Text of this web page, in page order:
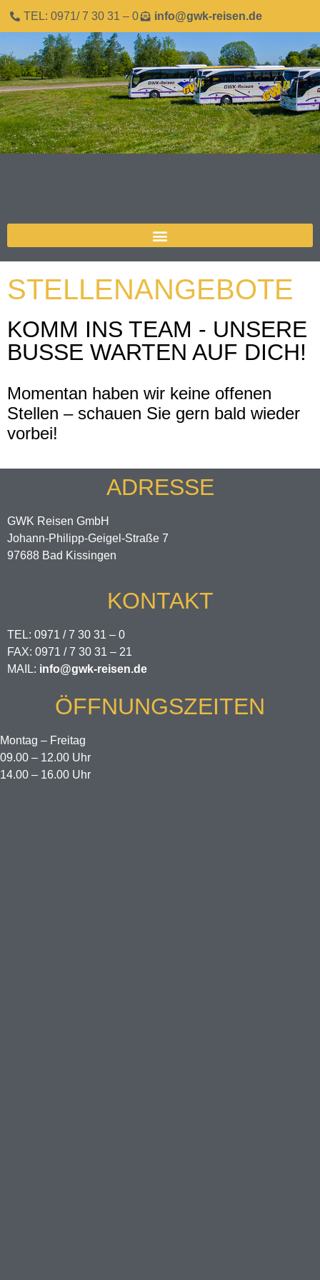
TEL: 0971/ 7 30 31 – 0 info@gwk-reisen.de
STELLENANGEBOTE
KOMM INS TEAM - UNSERE
BUSSE WARTEN AUF DICH!
Momentan haben wir keine offenen
Stellen – schauen Sie gern bald wieder
vorbei!
ADRESSE
GWK Reisen GmbH
Johann-Philipp-Geigel-Straße 7
97688 Bad Kissingen
KONTAKT
TEL: 0971 / 7 30 31 – 0
FAX: 0971 / 7 30 31 – 21
MAIL: info@gwk-reisen.de
ÖFFNUNGSZEITEN
Montag – Freitag
09.00 – 12.00 Uhr
14.00 – 16.00 Uhr